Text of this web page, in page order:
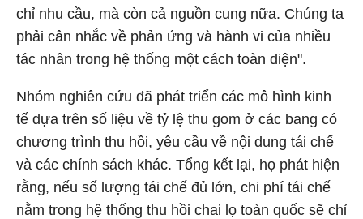
chỉ nhu cầu, mà còn cả nguồn cung nữa. Chúng ta
phải cân nhắc về phản ứng và hành vi của nhiều
tác nhân trong hệ thống một cách toàn diện".
Nhóm nghiên cứu đã phát triển các mô hình kinh
tế dựa trên số liệu về tỷ lệ thu gom ở các bang có
chương trình thu hồi, yêu cầu về nội dung tái chế
và các chính sách khác. Tổng kết lại, họ phát hiện
rằng, nếu số lượng tái chế đủ lớn, chi phí tái chế
nằm trong hệ thống thu hồi chai lọ toàn quốc sẽ chỉ